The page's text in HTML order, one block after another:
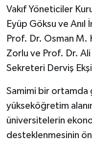
Vakıf Yöneticiler
Eyüp Göksu ve Anıl
Prof. Dr. Osman M.
Zorlu ve Prof. Dr.
Sekreteri Derviş
Samimi bir ortamda
yükseköğretim
üniversitelerin
desteklenmesinin